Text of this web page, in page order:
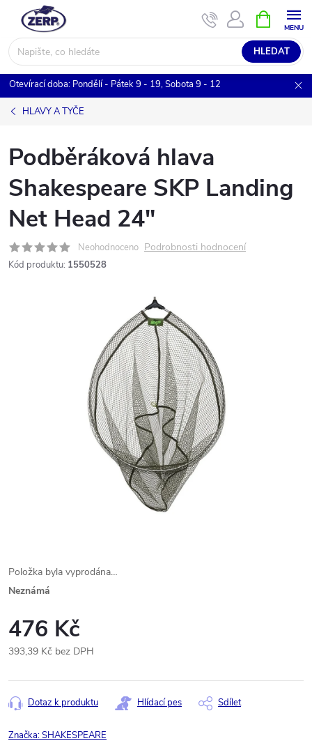
obsah
HLEDAT
NÁKUPNÍ
KOŠÍK
Otevírací doba: Pondělí - Pátek 9 - 19, Sobota 9 - 12
HLAVY A TYČE
Podběráková hlava
Shakespeare SKP Landing
Net Head 24"
Neohodnoceno Podrobnosti hodnocení
Kód produktu: 1550528
Položka byla vyprodána…
Neznámá
476 Kč
393,39 Kč bez DPH
cena:
Dotaz k produktu Hlídací pes Sdílet
Značka:SHAKESPEARE